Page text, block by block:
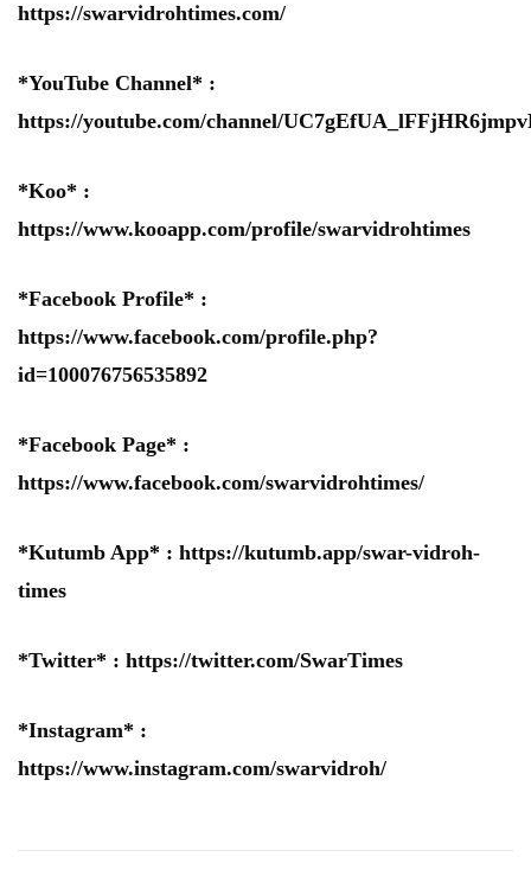
https://swarvidrohtimes.com/
*YouTube Channel* :
https://youtube.com/channel/
*Koo* :
https://www.kooapp.com/profile/swarvidrohtimes
*Facebook Profile* :
https://www.facebook.com/profile.php?
id=100076756535892
*Facebook Page* :
https://www.facebook.com/swarvidrohtimes/
*Kutumb App* : https://kutumb.app/swar-vidroh-
times
*Twitter* : https://twitter.com/SwarTimes
*Instagram* :
https://www.instagram.com/swarvidroh/